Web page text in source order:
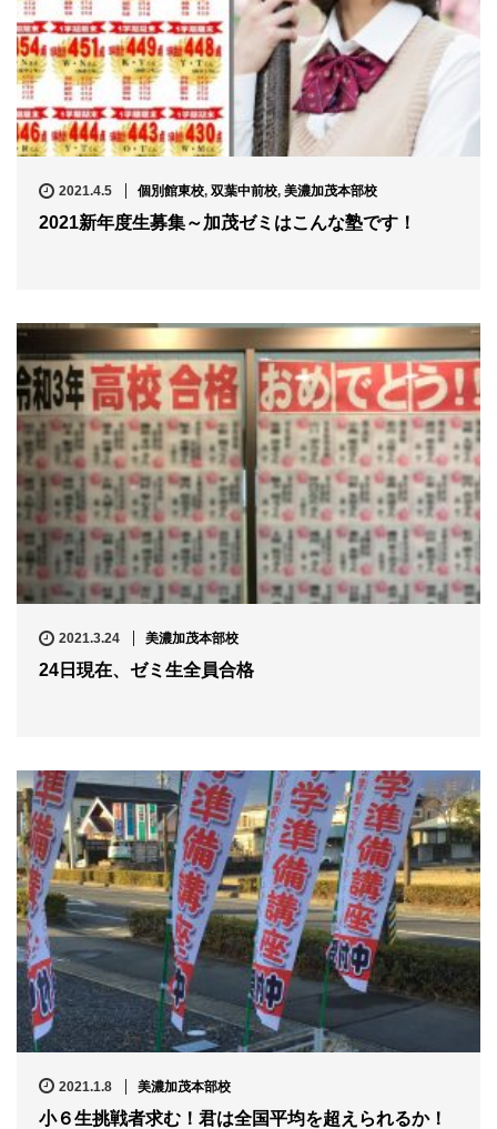
2021.4.5 個別館東校, 双葉中前校, 美濃加茂本部校
2021新年度生募集～加茂ゼミはこんな塾です！
2021.3.24 美濃加茂本部校
24日現在、ゼミ生全員合格
2021.1.8 美濃加茂本部校
小６生挑戦者求む！君は全国平均を超えられるか！